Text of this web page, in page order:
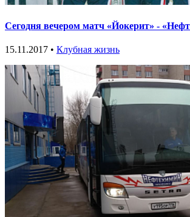
Сегодня вечером матч «Йокерит» -
15.11.2017 • Клубная жизнь